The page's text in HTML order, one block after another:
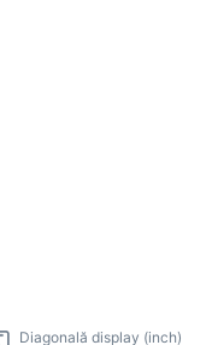
Diagonală display (inch)